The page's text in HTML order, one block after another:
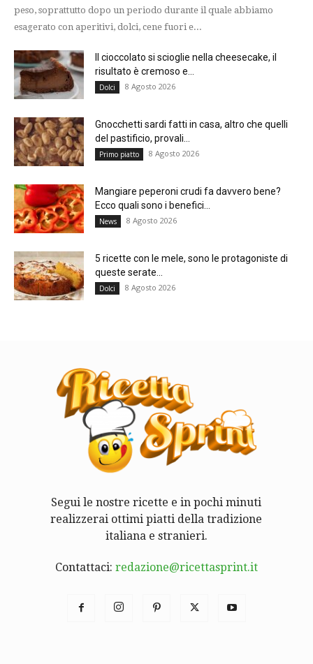
peso, soprattutto dopo un periodo durante il quale abbiamo
esagerato con aperitivi, dolci, cene fuori e...
Il cioccolato si scioglie nella cheesecake, il
risultato è cremoso e...
Dolci 8 Agosto 2026
Gnocchetti sardi fatti in casa, altro che quelli
del pastificio, provali...
Primo piatto 8 Agosto 2026
Mangiare peperoni crudi fa davvero bene?
Ecco quali sono i benefici...
News 8 Agosto 2026
5 ricette con le mele, sono le protagoniste di
queste serate...
Dolci 8 Agosto 2026
Segui le nostre ricette e in pochi minuti
realizzerai ottimi piatti della tradizione
italiana e stranieri.
Contattaci: redazione@ricettasprint.it